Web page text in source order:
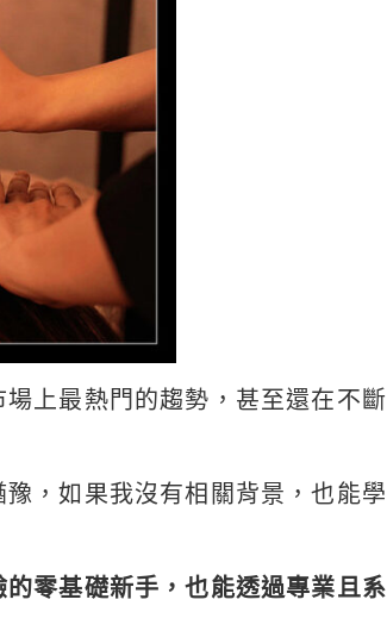
上最熱門的趨勢，甚至還在不斷
，如果我沒有相關背景，也能學
零基礎新手，也能透過專業且系